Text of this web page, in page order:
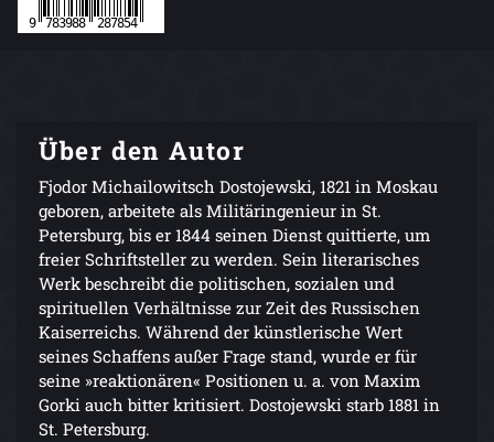
Über den Autor
Fjodor Michailowitsch Dostojewski, 1821 in Moskau
geboren, arbeitete als Militäringenieur in St.
Petersburg, bis er 1844 seinen Dienst quittierte, um
freier Schriftsteller zu werden. Sein literarisches
Werk beschreibt die politischen, sozialen und
spirituellen Verhältnisse zur Zeit des Russischen
Kaiserreichs. Während der künstlerische Wert
seines Schaffens außer Frage stand, wurde er für
seine »reaktionären« Positionen u. a. von Maxim
Gorki auch bitter kritisiert. Dostojewski starb 1881 in
St. Petersburg.